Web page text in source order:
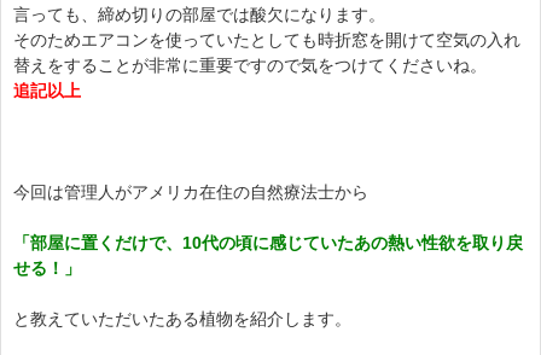
言っても、締め切りの部屋では酸欠になります。
そのためエアコンを使っていたとしても時折窓を開けて空気の入れ
替えをすることが非常に重要ですので気をつけてくださいね。
追記以上
今回は管理人がアメリカ在住の自然療法士から
「部屋に置くだけで、10代の頃に感じていたあの熱い性欲を取り戻
せる！」
と教えていただいたある植物を紹介します。